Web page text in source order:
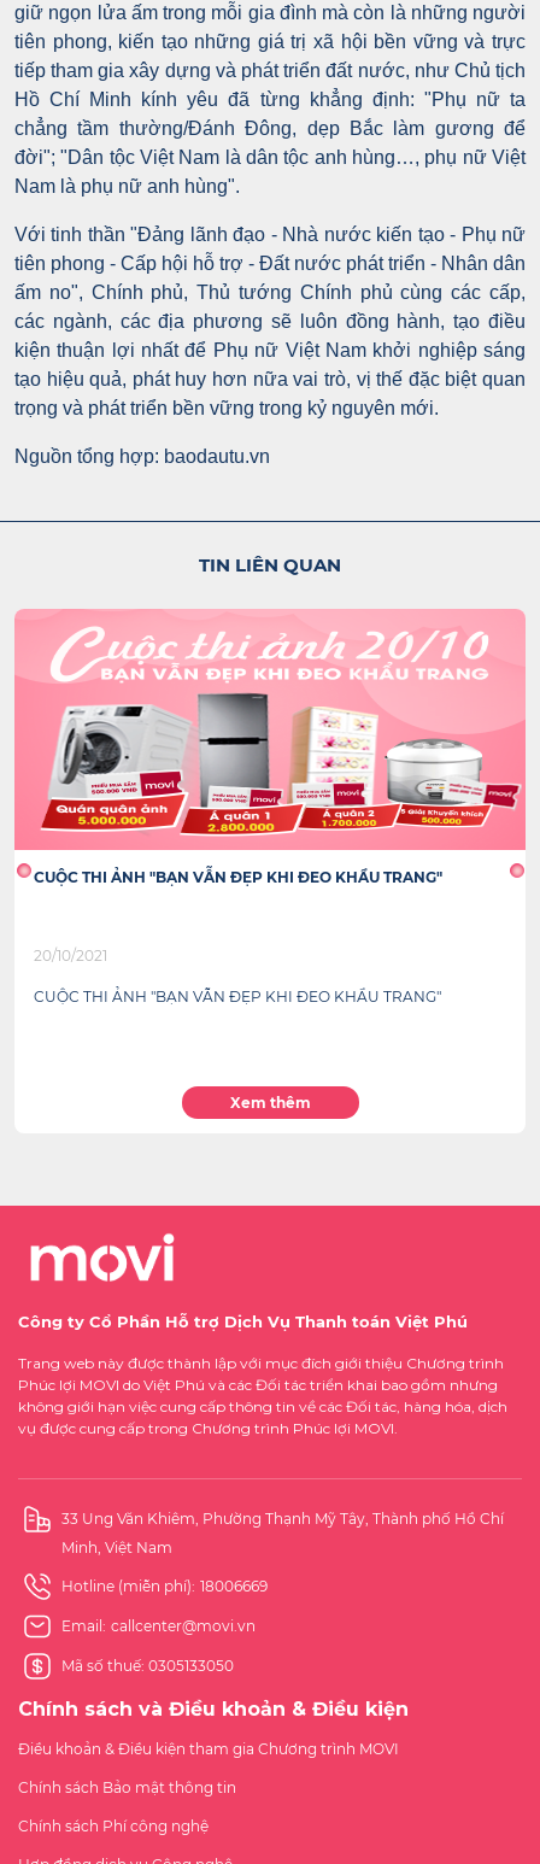
giữ ngọn lửa ấm trong mỗi gia đình mà còn là những người
tiên phong, kiến tạo những giá trị xã hội bền vững và trực
tiếp tham gia xây dựng và phát triển đất nước, như Chủ tịch
Hồ Chí Minh kính yêu đã từng khẳng định: "Phụ nữ ta
chẳng tầm thường/Đánh Đông, dẹp Bắc làm gương để
đời"; "Dân tộc Việt Nam là dân tộc anh hùng…, phụ nữ Việt
Nam là phụ nữ anh hùng".
Với tinh thần "Đảng lãnh đạo - Nhà nước kiến tạo - Phụ nữ
tiên phong - Cấp hội hỗ trợ - Đất nước phát triển - Nhân dân
ấm no", Chính phủ, Thủ tướng Chính phủ cùng các cấp,
các ngành, các địa phương sẽ luôn đồng hành, tạo điều
kiện thuận lợi nhất để Phụ nữ Việt Nam khởi nghiệp sáng
tạo hiệu quả, phát huy hơn nữa vai trò, vị thế đặc biệt quan
trọng và phát triển bền vững trong kỷ nguyên mới.
Nguồn tổng hợp: baodautu.vn
TIN LIÊN QUAN
CUỘC THI ẢNH "BẠN VẪN ĐẸP KHI ĐEO KHẨU TRANG"
20/10/2021
CUỘC THI ẢNH "BẠN VẪN ĐẸP KHI ĐEO KHẨU TRANG"
Xem thêm
Công ty Cổ Phần Hỗ trợ Dịch Vụ Thanh toán Việt Phú
Trang web này được thành lập với mục đích giới thiệu Chương trình
Phúc lợi MOVI do Việt Phú và các Đối tác triển khai bao gồm nhưng
không giới hạn việc cung cấp thông tin về các Đối tác, hàng hóa, dịch
vụ được cung cấp trong Chương trình Phúc lợi MOVI.
33 Ung Văn Khiêm, Phường Thạnh Mỹ Tây, Thành phố Hồ Chí
Minh, Việt Nam
Hotline (miễn phí): 18006669
Email: callcenter@movi.vn
Mã số thuế: 0305133050
Chính sách và Điều khoản & Điều kiện
Điều khoản & Điều kiện tham gia Chương trình MOVI
Chính sách Bảo mật thông tin
Chính sách Phí công nghệ